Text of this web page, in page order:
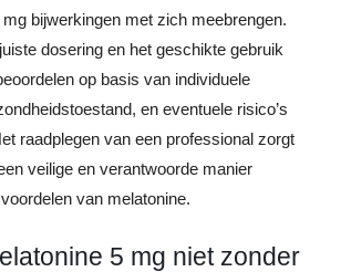
bijwerkingen met zich meebrengen.
dosering en het geschikte gebruik
op basis van individuele
en eventuele risico’s
raadplegen van een professional zorgt
veilige en verantwoorde manier
van melatonine.
5 mg niet zonder